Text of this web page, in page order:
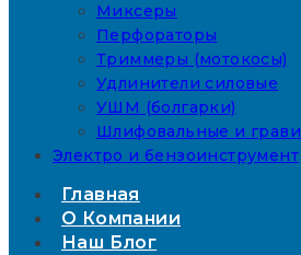
Миксеры
Перфораторы
Триммеры (мотокосы)
Удлинители силовые
УШМ (болгарки)
Шлифовальные и
Электро и бензоинструмент
Главная
О Компании
Наш Блог